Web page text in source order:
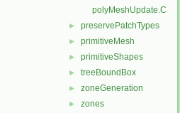
polyMeshUpdate.C
► preservePatchTypes
► primitiveMesh
► primitiveShapes
► treeBoundBox
► zoneGeneration
► zones